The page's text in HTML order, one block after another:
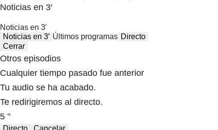
Noticias en 3′
Noticias en 3′
Noticias en 3′ Últimos programas Directo
Cerrar
Otros episodios
Cualquier tiempo pasado fue anterior
Tu audio se ha acabado.
Te redirigiremos al directo.
5 "